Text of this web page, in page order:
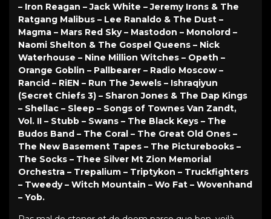
– Iron Reagan – Jack White – Jeremy Irons & The
Ratgang Malibus – Lee Ranaldo & The Dust –
Magma – Mars Red Sky – Mastodon – Monolord –
Naomi Shelton & The Gospel Queens – Nick
Waterhouse – Nine Million Witches – Opeth –
Orange Goblin – Pallbearer – Radio Moscow –
Rancid – RiEN – Run The Jewels – Ishraqiyun
(Secret Chiefs 3) – Sharon Jones & The Dap Kings
– Shellac – Sleep – Songs of Townes Van Zandt,
Vol. II – Stubb – Swans – The Black Keys – The
Budos Band – The Coral – The Great Old Ones –
The New Basement Tapes – The Picturebooks –
The Socks – Thee Silver Mt Zion Memorial
Orchestra – Trepalium – Triptykon – Truckfighters
– Tweedy – Witch Mountain – Wo Fat – Wovenhand
– Yob.